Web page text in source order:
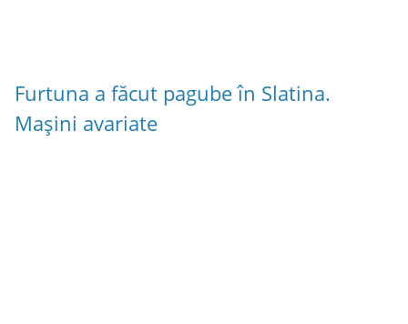
Furtuna a făcut pagube în Slatina.
Mașini avariate